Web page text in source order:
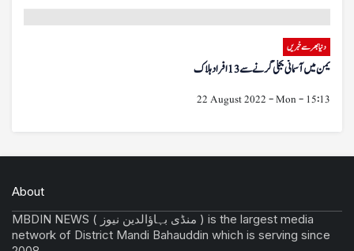
دنیا بھر سے خبریں
یمن میں آسمانی بجلی گرنے سے 13 افراد ہلاک
22 August 2022 - Mon - 15:13
About
MBDIN NEWS ( منڈی بہاؤالدین نیوز ) is the largest media
network of District Mandi Bahauddin which is serving since